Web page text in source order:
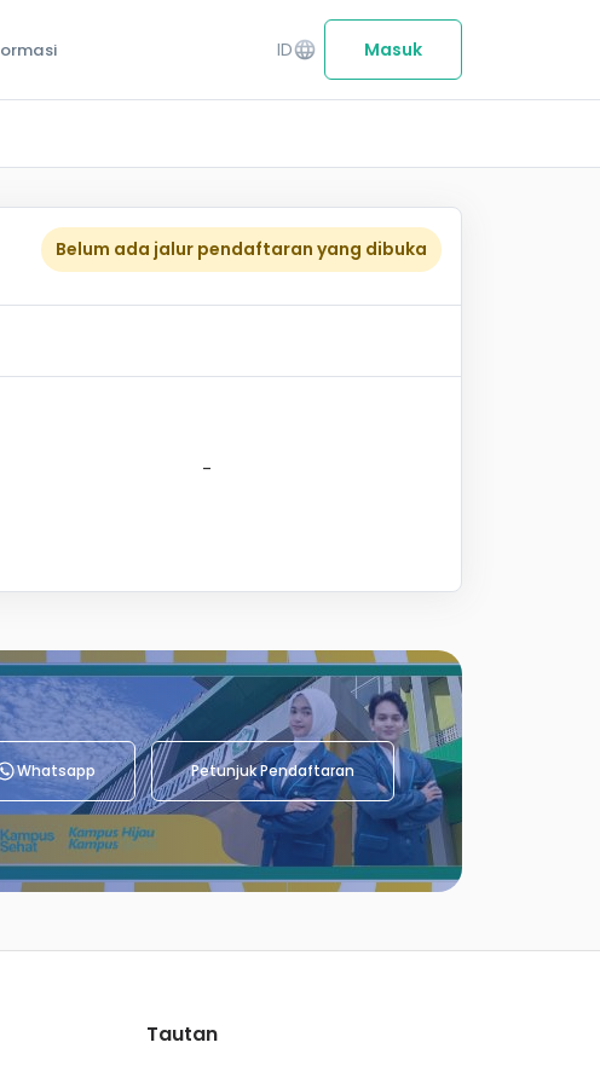
IDlanguage Masuk
Belum ada jalur pendaftaran yang dibuka
-
Whatsapp Petunjuk Pendaftaran
Tautan